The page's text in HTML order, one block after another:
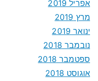
אפריל 2019
מרץ 2019
ינואר 2019
נובמבר 2018
ספטמבר 2018
אוגוסט 2018